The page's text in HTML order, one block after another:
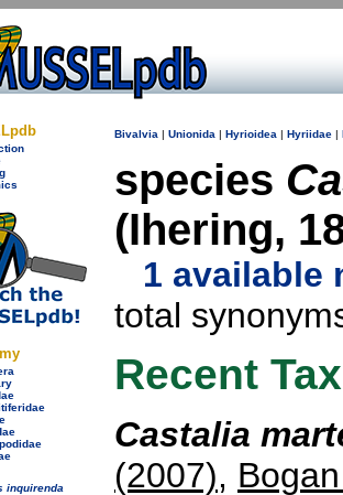
inquirenda
Bivalvia | Unionida | Hyrioidea | Hyriidae |
species
(Ihering,
1 available
total
Recent
Castalia
(2007),